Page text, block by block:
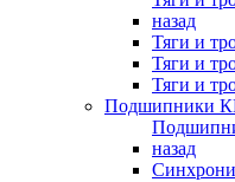
назад
Тяги и
Тяги и
Тяги и
Подшипники
назад